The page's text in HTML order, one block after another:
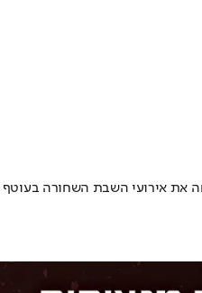
את אירועי השבת השחורה בעוטף